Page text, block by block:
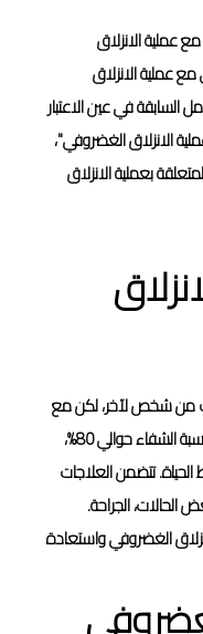
الانزلاق
الانزلاق
في عين الاعتبار
الانزلاق الغضروفي"،
بعملية الانزلاق
من شخص لآخر، لكن مع
العلاج المناسب، يمكن الشفاء تمامًا. تبلغ نسبة الشفاء حوالي 80%،
تتضمن العلاجات
الجراحة.
الغضروفي واستعادة